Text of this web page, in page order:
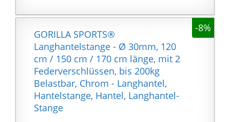
gestaffelt in 2 x 1,25 kg,
einfach deine Gewichte
auf und los geht's!
Seine Griffflächen sind
kreuzgerändelt und
bieten dir auch bis zur
letzten Wiederholung
sicheren Halt.
INDIVIDUELLES
-8%
GORILLA SPORTS®
Langhantelstange - Ø 30mm, 120
cm / 150 cm / 170 cm länge, mit 2
Federverschlüssen, bis 200kg
Belastbar, Chrom - Langhantel,
Hantelstange, Hantel, Langhantel-
Stange